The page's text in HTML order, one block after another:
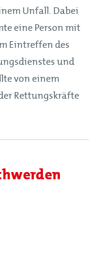
Unfall. Dabei
eine Person mit
Eintreffen des
und
von einem
Rettungskräfte